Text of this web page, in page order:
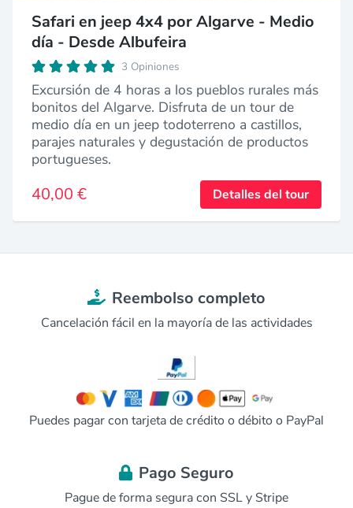
Safari en jeep 4x4 por Algarve - Medio
día - Desde Albufeira
3 Opiniones
Excursión de 4 horas a los pueblos rurales más
bonitos del Algarve. Disfruta de un tour de
medio día en un jeep todoterreno a castillos,
parajes naturales y degustación de productos
portugueses.
40,00 € Detalles del tour
Reembolso completo
Cancelación fácil en la mayoría de las actividades
Puedes pagar con tarjeta de crédito o débito o PayPal
Pago Seguro
Pague de forma segura con SSL y Stripe